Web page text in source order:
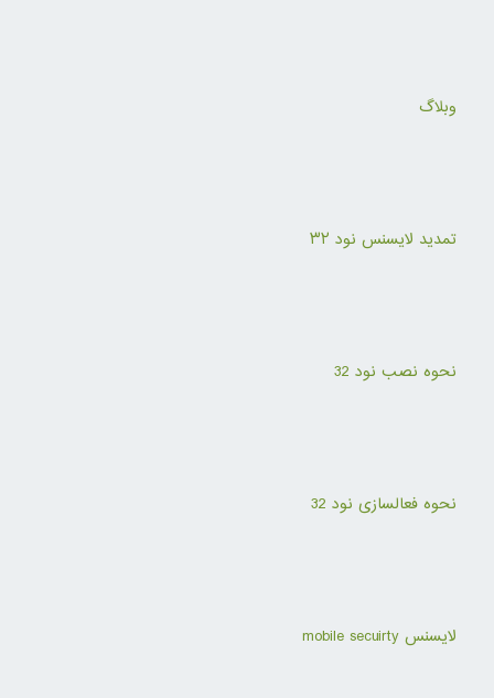
وبلاگ
تمدید لایسنس نود ۳۲
نحوه نصب نود 32
نحوه فعالسازی نود 32
لایسنس mobile secuirty